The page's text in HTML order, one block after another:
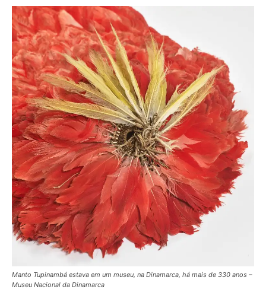
Manto Tupinambá estava em um museu, na Dinamarca, há mais de 330 anos –
Museu Nacional da Dinamarca